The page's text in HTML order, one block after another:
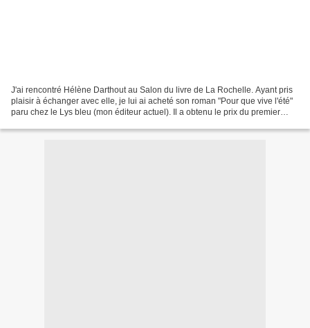
J'ai rencontré Hélène Darthout au Salon du livre de La Rochelle. Ayant pris
plaisir à échanger avec elle, je lui ai acheté son roman "Pour que vive l'été"
paru chez le Lys bleu (mon éditeur actuel). Il a obtenu le prix du premier